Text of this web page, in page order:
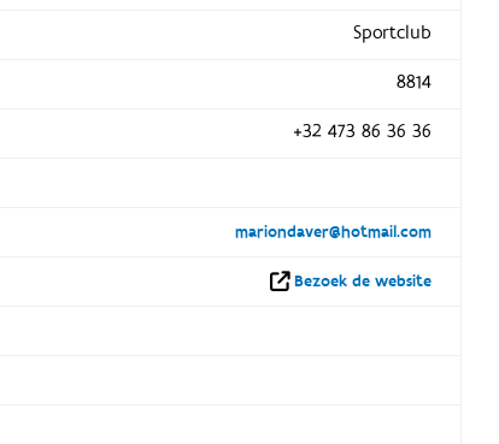
Sportclub
8814
+32 473 86 36 36
mariondaver@hotmail.com
Bezoek de website